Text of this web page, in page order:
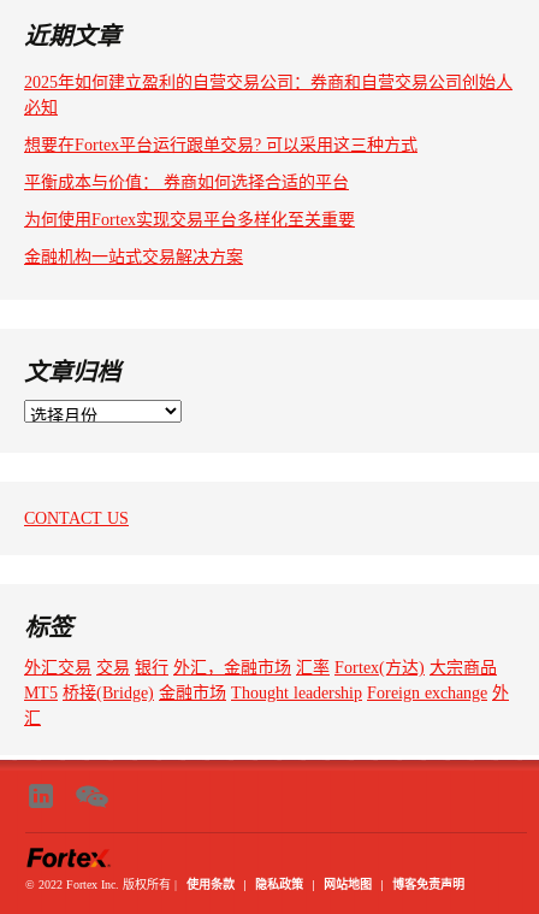
导近期文章
2025年如何建立盈利的自营交易公司：券商和自营交易公司创始人
必知
想要在Fortex平台运行跟单交易? 可以采用这三种方式
平衡成本与价值： 券商如何选择合适的平台
为何使用Fortex实现交易平台多样化至关重要
金融机构一站式交易解决方案
文章归档
文
CONTACT US
标签
外汇交易 交易 银行 外汇，金融市场 汇率 Fortex(方达) 大宗商品
MT5 桥接(Bridge) 金融市场 Thought leadership Foreign exchange 外
汇
© 2022 Fortex Inc. 版权所有 | 使用条款 | 隐私政策 | 网站地图 | 博客免责声明